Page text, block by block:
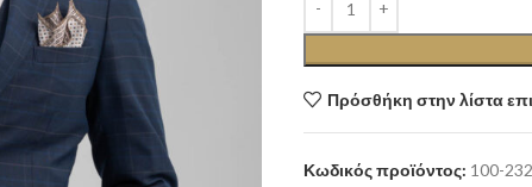
Πρόσθήκη στην λίστα
Κωδικός προϊόντος: 100-